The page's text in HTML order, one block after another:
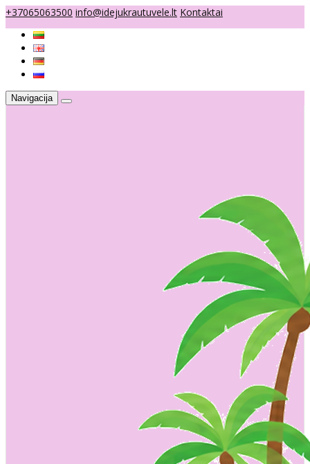
+37065063500 info@idejukrautuvele.lt Kontaktai
Navigacija